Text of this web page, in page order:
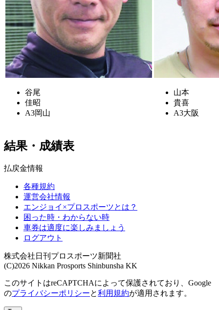
谷尾
佳昭
A3岡山
山本
貴喜
A3大阪
結果・成績表
払戻金情報
各種規約
運営会社情報
エンジョイ×プロスポーツとは？
困った時・わからない時
車券は適度に楽しみましょう
ログアウト
株式会社日刊プロスポーツ新聞社
(C)2026 Nikkan Prosports Shinbunsha KK
このサイトはreCAPTCHAによって保護されており、Google
のプライバシーポリシーと利用規約が適用されます。